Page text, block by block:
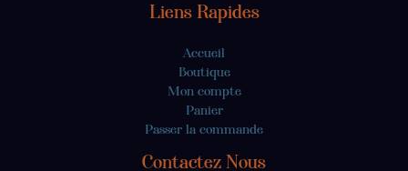
Liens Rapides
Accueil
Boutique
Mon compte
Panier
Passer la commande
Contactez Nous